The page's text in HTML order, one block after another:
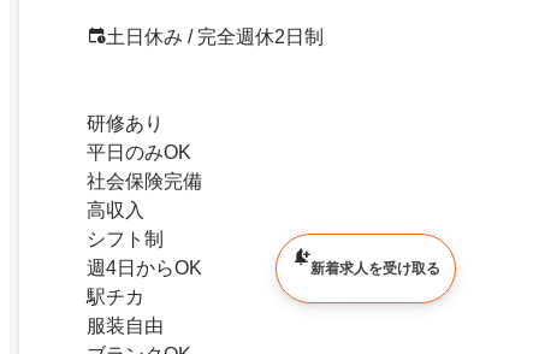
土日休み / 完全週休2日制
研修あり
平日のみOK
社会保険完備
高収入
シフト制
週4日からOK
駅チカ
服装自由
新着求人を受け取る